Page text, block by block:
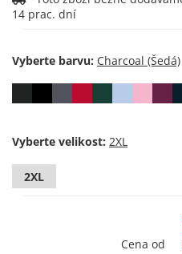
14 prac. dní
Vyberte barvu:
Vyberte velikost:
2XL
Cena od